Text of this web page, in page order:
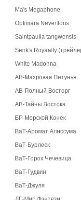
Ma's Megaphone
Optimara Neverfloris
Saintpaulia tangwensis
Senk's Royaalty
White Madonna
АВ-Махровая Петунья
АВ-Полный Восторг
АВ-Тайны Востока
БР-Морской Конек
ВаТ-Аромат Алиссума
ВаТ-Бурлеск
ВаТ-Горох Чечевица
ВаТ-Гудвин
ВаТ-Джуля